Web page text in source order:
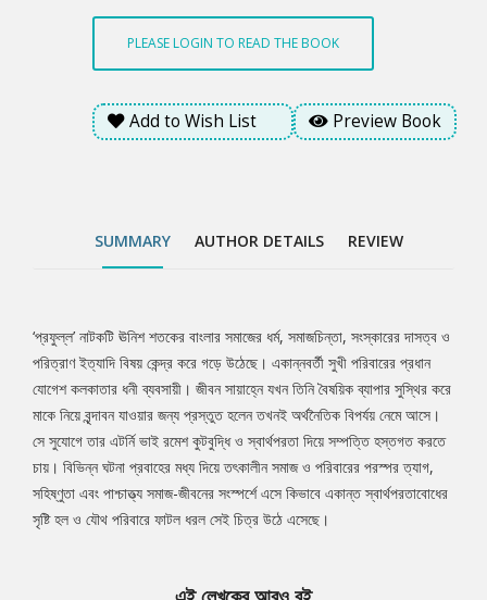
তখনই অর্থনৈতিক বিপর্যয় নেমে আসে। সে সুযোগে তার এটর্নি ভাই রমেশ
কুটবুদ্ধি ও স্বার্থপরতা দিয়ে সম্পত্তি হস্তগত করতে চায়। বিভিন্ন ঘটনা
প্রবাহের মধ্য দিয়ে তৎকালীন সমাজ ও পরিবারের পরস্পর ত্যাগ, সহিষ্ণুতা এবং
পাশ্চাত্ত্য সমাজ-জীবনের সংস্পর্শে এসে কিভাবে একান্ত স্বার্থপরতাবোধের সৃষ্টি
হল ও যৌথ পরিবারে ফাটল ধরল সেই চিত্র উঠে এসেছে।
PLEASE LOGIN TO READ THE BOOK
Add to Wish List Preview Book
SUMMARY AUTHOR DETAILS REVIEW
Tab
Article
‘প্রফুল্ল’ নাটকটি ঊনিশ শতকের বাংলার সমাজের ধর্ম, সমাজচিন্তা, সংস্কারের দাসত্ব ও
পরিত্রাণ ইত্যাদি বিষয় কেন্দ্র করে গড়ে উঠেছে। একান্নবর্তী সুখী পরিবারের প্রধান
যোগেশ কলকাতার ধনী ব্যবসায়ী। জীবন সায়াহ্নে যখন তিনি বৈষয়িক ব্যাপার সুস্থির করে
মাকে নিয়ে বৃন্দাবন যাওয়ার জন্য প্রস্তুত হলেন তখনই অর্থনৈতিক বিপর্যয় নেমে আসে।
সে সুযোগে তার এটর্নি ভাই রমেশ কুটবুদ্ধি ও স্বার্থপরতা দিয়ে সম্পত্তি হস্তগত করতে
চায়। বিভিন্ন ঘটনা প্রবাহের মধ্য দিয়ে তৎকালীন সমাজ ও পরিবারের পরস্পর ত্যাগ,
সহিষ্ণুতা এবং পাশ্চাত্ত্য সমাজ-জীবনের সংস্পর্শে এসে কিভাবে একান্ত স্বার্থপরতাবোধের
সৃষ্টি হল ও যৌথ পরিবারে ফাটল ধরল সেই চিত্র উঠে এসেছে।